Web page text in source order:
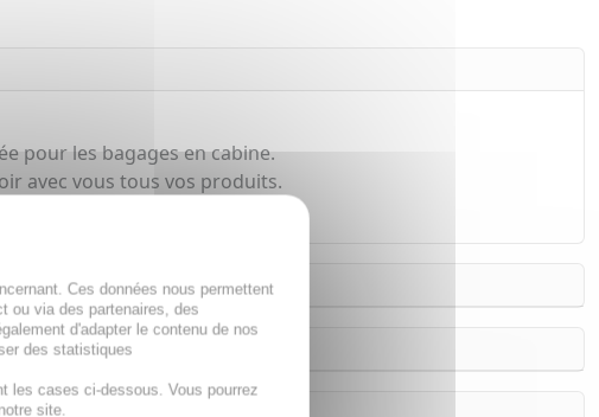
pour les bagages en cabine.
avec vous tous vos produits.
Ces données nous permettent
ou via des partenaires, des
d'adapter le contenu de nos
des statistiques
les cases ci-dessous. Vous pourrez
site.